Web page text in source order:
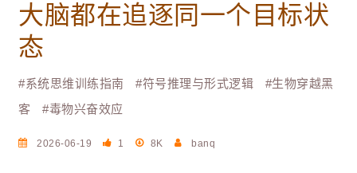
大脑都在追逐同一个目标状
态
#系统思维训练指南 #符号推理与形式逻辑 #生物穿越黑
客
#毒物兴奋效应
2026-06-19 1 8K banq